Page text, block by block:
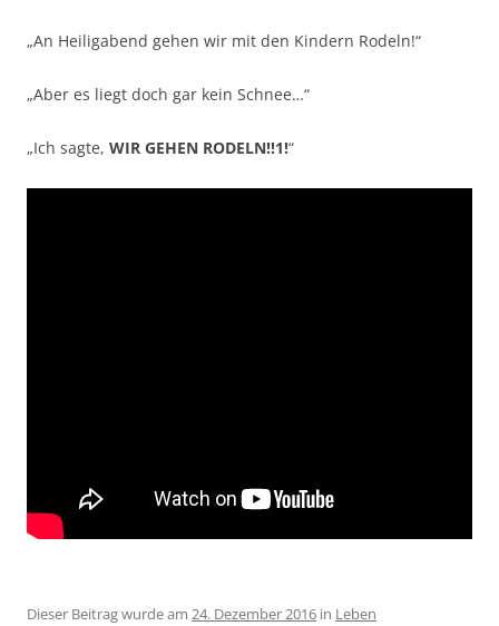
„An Heiligabend gehen wir mit den Kindern Rodeln!“
„Aber es liegt doch gar kein Schnee…“
„Ich sagte, WIR GEHEN RODELN!!1!“
Dieser Beitrag wurde am 24. Dezember 2016 in Leben